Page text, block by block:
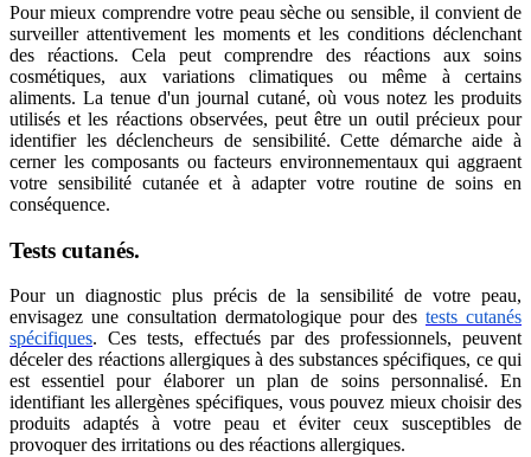
Pour mieux comprendre votre peau sèche ou sensible, il convient de
surveiller attentivement les moments et les conditions déclenchant
des réactions. Cela peut comprendre des réactions aux soins
cosmétiques, aux variations climatiques ou même à certains
aliments. La tenue d'un journal cutané, où vous notez les produits
utilisés et les réactions observées, peut être un outil précieux pour
identifier les déclencheurs de sensibilité. Cette démarche aide à
cerner les composants ou facteurs environnementaux qui aggraent
votre sensibilité cutanée et à adapter votre routine de soins en
conséquence.
Tests cutanés.
Pour un diagnostic plus précis de la sensibilité de votre peau,
envisagez une consultation dermatologique pour des tests cutanés
spécifiques. Ces tests, effectués par des professionnels, peuvent
déceler des réactions allergiques à des substances spécifiques, ce qui
est essentiel pour élaborer un plan de soins personnalisé. En
identifiant les allergènes spécifiques, vous pouvez mieux choisir des
produits adaptés à votre peau et éviter ceux susceptibles de
provoquer des irritations ou des réactions allergiques.